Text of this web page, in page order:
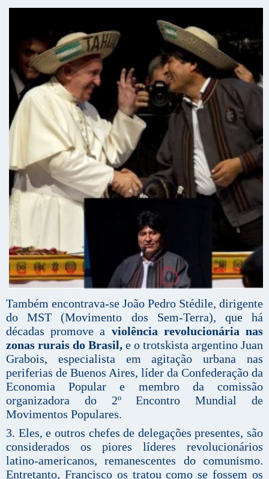
Também encontrava-se João Pedro Stédile, dirigente
do MST (Movimento dos Sem-Terra), que há
décadas promove a violência revolucionária nas
zonas rurais do Brasil, e o trotskista argentino Juan
Grabois, especialista em agitação urbana nas
periferias de Buenos Aires, líder da Confederação da
Economia Popular e membro da comissão
organizadora do 2º Encontro Mundial de
Movimentos Populares.
3. Eles, e outros chefes de delegações presentes, são
considerados os piores líderes revolucionários
latino-americanos, remanescentes do comunismo.
Entretanto, Francisco os tratou como se fossem os